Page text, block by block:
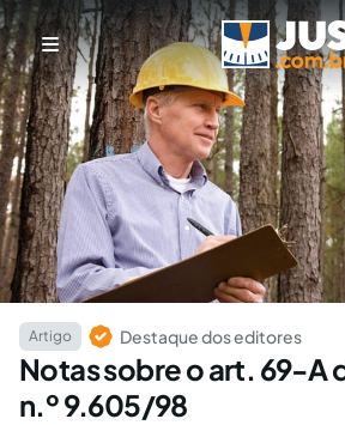
Artigo Destaque dos editores
Notas sobre o art. 69-A
n.º 9.605/98